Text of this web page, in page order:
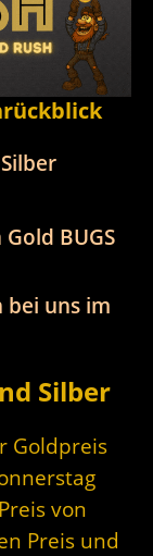
BUGS
bei uns im
Silber
Goldpreis
von
Preis und